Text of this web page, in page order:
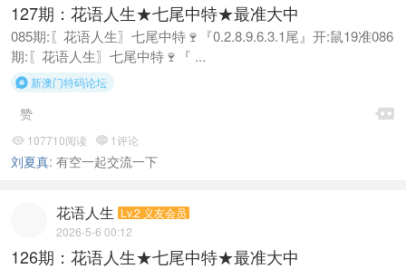
127期：花语人生★七尾中特★最准大中
085期:〖花语人生〗七尾中特🍷『0.2.8.9.6.3.1尾』开:鼠19准086
期:〖花语人生〗七尾中特🍷『 ...
 新澳门特码论坛

赞
 107710阅读  1评论
刘夏真: 有空一起交流一下
花语人生 Lv.2 义友会员
2026-5-6 00:12
126期：花语人生★七尾中特★最准大中